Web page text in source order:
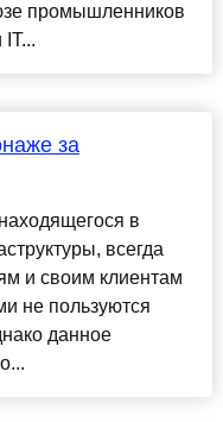
промышленников
за
в
всегда
и своим клиентам
не пользуются
данное